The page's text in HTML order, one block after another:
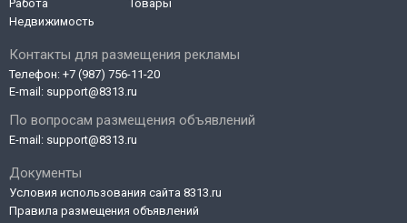
Контакты для размещения рекламы
Телефон: +7 (987) 756-11-20
E-mail: support@8313.ru
По вопросам размещения объявлений
E-mail: support@8313.ru
Документы
Условия использования сайта 8313.ru
Правила размещения объявлений
Работа
Недвижимость
Товары